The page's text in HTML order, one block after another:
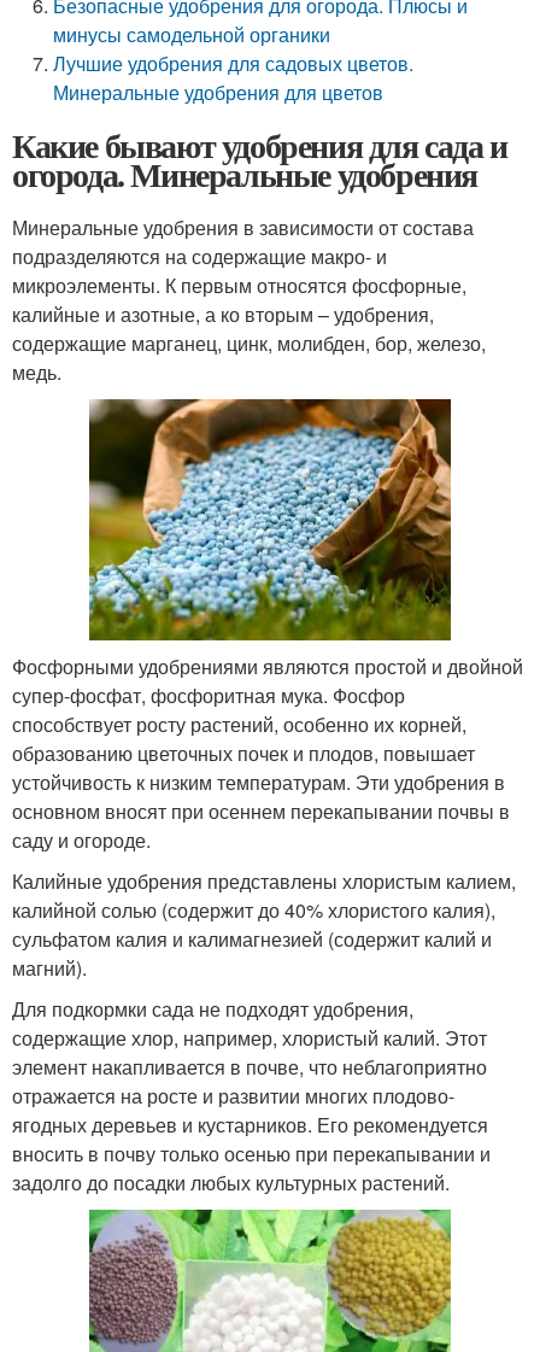
минусы самодельной органики
Лучшие удобрения для садовых цветов.
Минеральные удобрения для цветов
Какие бывают удобрения для сада и
огорода. Минеральные удобрения
Минеральные удобрения в зависимости от состава
подразделяются на содержащие макро- и
микроэлементы. К первым относятся фосфорные,
калийные и азотные, а ко вторым – удобрения,
содержащие марганец, цинк, молибден, бор, железо,
медь.
Фосфорными удобрениями являются простой и двойной
супер-фосфат, фосфоритная мука. Фосфор
способствует росту растений, особенно их корней,
образованию цветочных почек и плодов, повышает
устойчивость к низким температурам. Эти удобрения в
основном вносят при осеннем перекапывании почвы в
саду и огороде.
Калийные удобрения представлены хлористым калием,
калийной солью (содержит до 40% хлористого калия),
сульфатом калия и калимагнезией (содержит калий и
магний).
Для подкормки сада не подходят удобрения,
содержащие хлор, например, хлористый калий. Этот
элемент накапливается в почве, что неблагоприятно
отражается на росте и развитии многих плодово-
ягодных деревьев и кустарников. Его рекомендуется
вносить в почву только осенью при перекапывании и
задолго до посадки любых культурных растений.